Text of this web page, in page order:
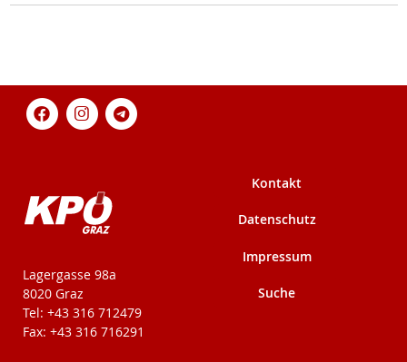
KPÖ-Steiermark
Lagergasse 98a
8020 Graz
Tel: +43 316 712479
Fax: +43 316 716291
Kontakt
Datenschutz
Impressum
Suche